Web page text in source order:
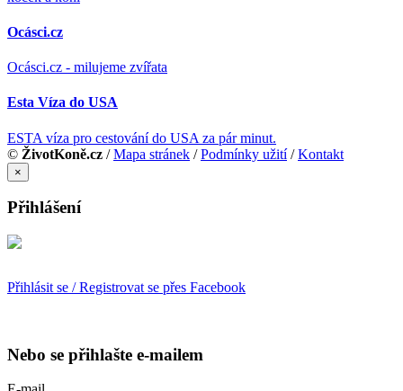
Ocásci.cz
Ocásci.cz - milujeme zvířata
Esta Víza do USA
ESTA víza pro cestování do USA za pár minut.
© ŽivotKoně.cz /Mapa stránek /Podmínky užití/Kontakt
×
Přihlášení
Přihlásit se / Registrovat se přes Facebook
Nebo se přihlašte e-mailem